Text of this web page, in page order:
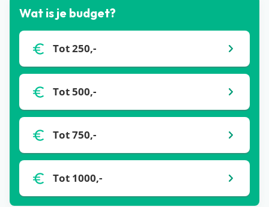
Wat is je budget?
Tot 250,-
Tot 500,-
Tot 750,-
Tot 1000,-